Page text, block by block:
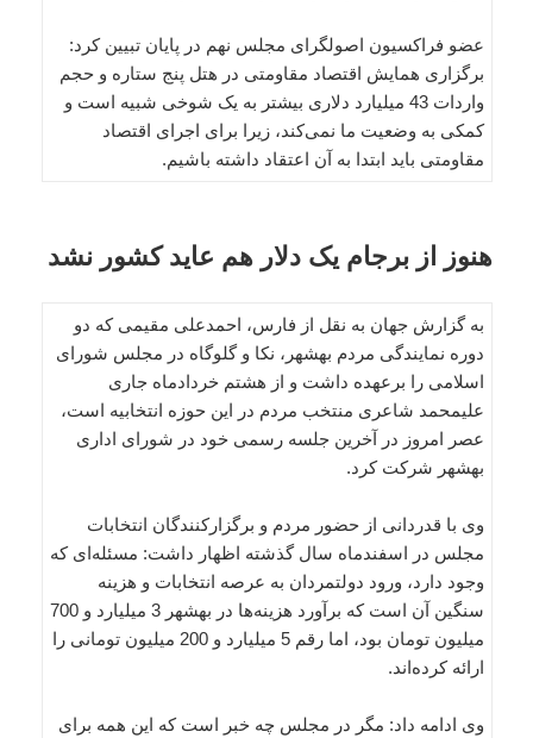
عضو فراکسیون اصولگرای مجلس نهم در پایان تبیین کرد:
برگزاری همایش اقتصاد مقاومتی در هتل پنج ستاره و حجم
واردات 43 میلیارد دلاری بیشتر به یک شوخی شبیه است و
کمکی به وضعیت ما نمی‌کند، زیرا برای اجرای اقتصاد
مقاومتی باید ابتدا به آن اعتقاد داشته باشیم.
هنوز از برجام یک‌ دلار هم عاید کشور نشد
به گزارش جهان به نقل از فارس، احمدعلی مقیمی که دو
دوره نمایندگی مردم بهشهر، نکا و گلوگاه در مجلس شورای
اسلامی را برعهده داشت و از هشتم خردادماه جاری
علی‎محمد شاعری منتخب مردم در این حوزه انتخابیه است،
عصر امروز در آخرین جلسه رسمی خود در شورای اداری
بهشهر شرکت کرد.
وی با قدردانی از حضور مردم و برگزارکنندگان انتخابات
مجلس در اسفندماه سال گذشته اظهار داشت: مسئله‌ای که
وجود دارد، ورود دولتمردان به عرصه انتخابات و هزینه
سنگین آن است که برآورد هزینه‌ها در بهشهر 3 میلیارد و 700
میلیون تومان بود، اما رقم 5 میلیارد و 200 میلیون تومانی را
ارائه کرده‌اند.
وی ادامه داد: مگر در مجلس چه خبر است که این‌ همه برای